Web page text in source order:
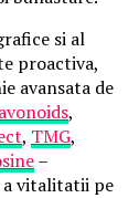
si al
proactiva,
avansata de
,
, TMG,
–
vitalitatii pe